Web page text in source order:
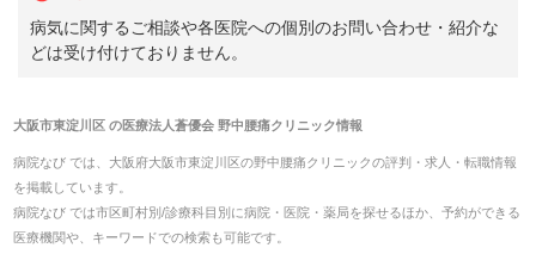
病気に関するご相談や各医院への個別のお問い合わせ・紹介な
どは受け付けておりません。
大阪市東淀川区の医療法人蒼優会 野中腰痛クリニック情報
病院なび では、 大阪府大阪市東淀川区の野中腰痛クリニックの評判・求人・転職情報
を掲載しています。
病院なび では市区町村別/診療科目別に病院・医院・薬局を探せるほか、予約ができる
医療機関や、キーワードでの検索も可能です。